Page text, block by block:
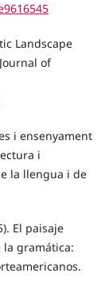
Landscape
of
i ensenyament
i
la llengua i de
El paisaje
gramática: